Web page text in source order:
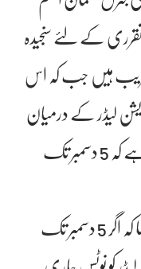
کے لئے سنجیدہ
ہیں جب کہ اس
لیڈر کے درمیان
اہم ملاقات بھی ہوئی ہے تاہم امید ہے کہ 5 دسمبر تک
چیف جسٹس نے اپنے ریمارکس میں کہا کہ اگر 5 دسمبر تک